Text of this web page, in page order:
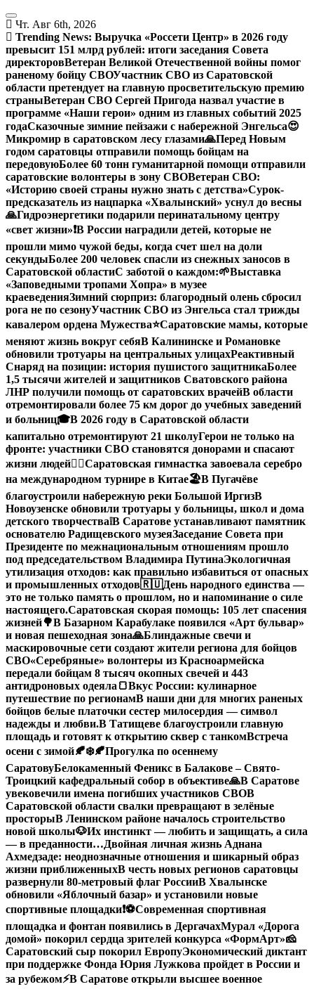
Перейти
к
содержанию
Чт. Авг 6th, 2026
Trending News: Выручка «Россети Центр» в 2026 году
превысит 151 млрд рублей: итоги заседания Совета
директоровВетеран Великой Отечественной войны помог
раненому бойцу СВОУчастник СВО из Саратовской
области претендует на главную просветительскую премию
страныВетеран СВО Сергей Пригода назвал участие в
программе «Наши герои» одним из главных событий 2025
годаСказочные зимние пейзажи с набережной Энгельса😍
Микромир в саратовском лесу глазами🙏Перед Новым
годом саратовцы отправили помощь бойцам на
передовуюБолее 60 тонн гуманитарной помощи отправили
саратовские волонтеры в зону СВОВетеран СВО:
«Историю своей страны нужно знать с детства»Сурок-
предсказатель из нацпарка «Хвалынский» уснул до весны
🙏Гидроэнергетики подарили перинатальному центру
«свет жизни»❗️В России наградили детей, которые не
прошли мимо чужой беды, когда счет шел на доли
секундыБолее 200 человек спасли из снежных заносов в
Саратовской областиС заботой о каждом:🌱Выставка
«Заповедными тропами Хопра» в музее
краеведенияЗимний сюрприз: благородный олень сбросил
рога не по сезонуУчастник СВО из Энгельса стал трижды
кавалером ордена Мужества⭐️Саратовские мамы, которые
меняют жизнь вокруг себяВ Калининске и Романовке
обновили тротуары на центральных улицахРеактивный
Снаряд на позиции: история пушистого защитникаБолее
1,5 тысячи жителей и защитников Сватовского района
ЛНР получили помощь от саратовских врачейВ области
отремонтировали более 75 км дорог до учебных заведений
и больниц🎓В 2026 году в Саратовской области
капитально отремонтируют 21 школуГерои не только на
фронте: участники СВО становятся донорами и спасают
жизни людей🤸‍♀️Саратовская гимнастка завоевала серебро
на международном турнире в Китае🏖В Пугачёве
благоустроили набережную реки Большой ИргизВ
Новоузенске обновили тротуары у больницы, школ и дома
детского творчества❕В Саратове устанавливают памятник
основателю Радищевского музеяЗаседание Совета при
Президенте по межнациональным отношениям прошло
под председательством Владимира ПутинаЭкологичная
утилизация отходов: как правильно избавиться от опасных
и промышленных отходов🇷🇺День народного единства —
это не только память о прошлом, но и напоминание о силе
настоящего.Саратовская скорая помощь: 105 лет спасения
жизней🌳В Базарном Карабулаке появился «Арт бульвар»
и новая пешеходная зона🙏Блиндажные свечи и
маскировочные сети создают жители региона для бойцов
СВО«Серебряные» волонтеры из Красноармейска
передали бойцам 8 тысяч окопных свечей и 443
антидроновых одеяла 🍞Вкус России: кулинарное
путешествие по регионамВ наши дни для многих раненых
бойцов белые платочки сестер милосердия — символ
надежды и любви.В Татищеве благоустроили главную
площадь и готовят к открытию сквер с танкомВстреча
осени с зимой🍂❄️🍂Прогулка по осеннему
СаратовуБелокаменный Феникс в Балакове – Свято-
Троицкий кафедральный собор в объективе🙏В Саратове
увековечили имена погибших участников СВОВ
Саратовской области свалки превращают в зелёные
просторыВ Ленинском районе началось строительство
новой школы🐶Их инстинкт — любить и защищать, а сила
— в преданности…Двойная личная жизнь Аднана
Ахмедзаде: неоднозначные отношения и шикарный образ
жизни приближенныхВ честь новых регионов саратовцы
развернули 80-метровый флаг РоссииВ Хвалынске
обновили «Яблочный базар» и установили новые
спортивные площадки❗️⚽️Современная спортивная
площадка и фонтан появились в ДергачахМурал «Дорога
домой» покорил сердца зрителей конкурса «ФормАрт»🧀
Саратовский сыр покорил ЕвропуЭкономический диктант
при поддержке Фонда Юрия Лужкова пройдет в России и
за рубежом⚡️В Саратове открыли высшее военное